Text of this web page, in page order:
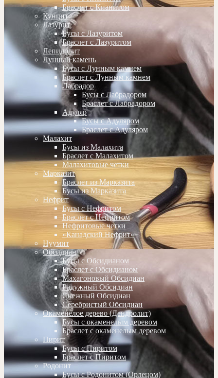
Браслет с Кианитом
Кунцит
Лазурит
Бусы с Лазуритом
Браслет с Лазуритом
Лепидолит
Лунный камень
Бусы с Лунным камнем
Браслет с Лунным камнем
Лабрадор
Бусы с Лабрадором
Браслет с Лабрадором
Адуляр
Бусы с Адуляром
Браслет с Адуляром
Малахит
Бусы из Малахита
Браслет с Малахитом
Малахитовые четки
Марказит
Браслет из Марказита
Бусы из Марказита
Нефрит
Бусы с Нефритом
Браслет с Нефритом
Нефритовые четки
«Канадский Нефрит»
Нуумит
Обсидиан
Бусы с Обсидианом
Браслет с Обсидианом
Махагоновый Обсидиан
Радужный Обсидиан
Снежный Обсидиан
Серебристый Обсидиан
Окаменелое дерево (Дендролит)
Бусы с окаменелым деревом
Браслет с окаменелым деревом
Пирит
Бусы с Пиритом
Браслет с Пиритом
Родонит
Бусы с Родонитом (Орлецом)